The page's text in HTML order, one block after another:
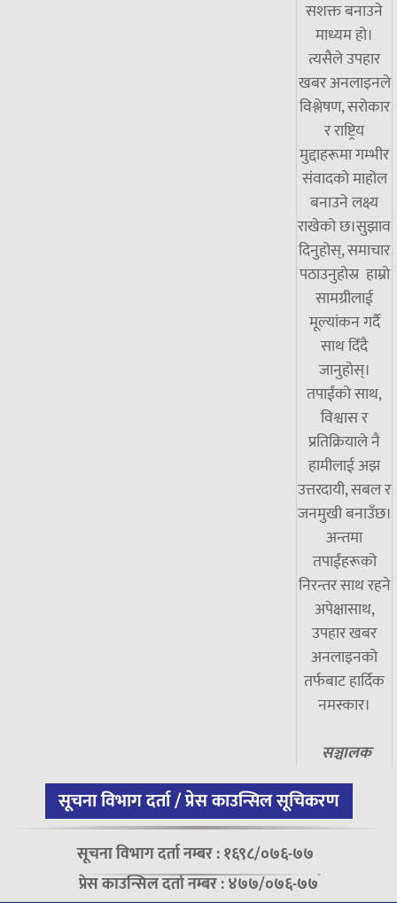
सशक्त बनाउने
माध्यम हो।
त्यसैले उपहार
खबर अनलाइनले
विश्लेषण, सरोकार
र राष्ट्रिय
मुद्दाहरूमा गम्भीर
संवादको माहोल
बनाउने लक्ष्य
राखेको छ।सुझाव
दिनुहोस्, समाचार
पठाउनुहोस्र हाम्रो
सामग्रीलाई
मूल्यांकन गर्दै
साथ दिँदै
जानुहोस्।
तपाईंको साथ,
विश्वास र
प्रतिक्रियाले नै
हामीलाई अझ
उत्तरदायी, सबल र
जनमुखी बनाउँछ।
अन्तमा
तपाईंहरूको
निरन्तर साथ रहने
अपेक्षासाथ,
उपहार खबर
अनलाइनको
तर्फबाट हार्दिक
नमस्कार।
सञ्चालक
सूचना विभाग दर्ता / प्रेस काउन्सिल सूचिकरण
सूचना विभाग दर्ता नम्बर : १६९८/०७६-७७
प्रेस काउन्सिल दर्ता नम्बर : ४७७/०७६-७७